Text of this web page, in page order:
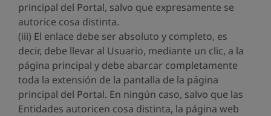
principal del Portal, salvo que expresamente se
autorice cosa distinta.
(iii) El enlace debe ser absoluto y completo, es
decir, debe llevar al Usuario, mediante un clic, a la
página principal y debe abarcar completamente
toda la extensión de la pantalla de la página
principal del Portal. En ningún caso, salvo que las
Entidades autoricen cosa distinta, la página web